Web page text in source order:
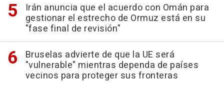
Irán anuncia que el acuerdo con Omán para
gestionar el estrecho de Ormuz está en su
"fase final de revisión"
Bruselas advierte de que la UE será
"vulnerable" mientras dependa de países
vecinos para proteger sus fronteras